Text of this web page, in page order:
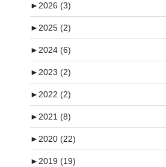
►2026 (3)
►2025 (2)
►2024 (6)
►2023 (2)
►2022 (2)
►2021 (8)
►2020 (22)
►2019 (19)